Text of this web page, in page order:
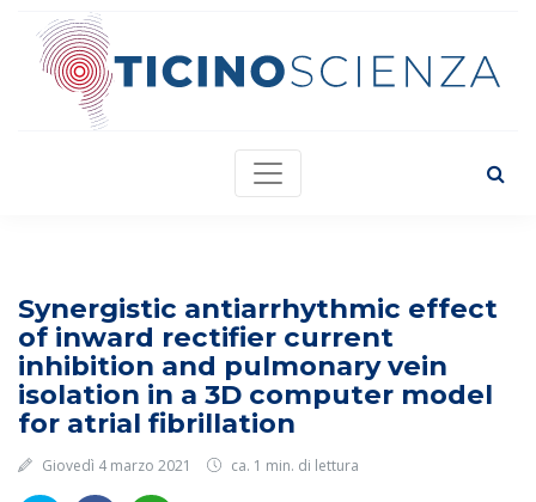
Synergistic antiarrhythmic effect
of inward rectifier current
inhibition and pulmonary vein
isolation in a 3D computer model
for atrial fibrillation
Giovedì 4 marzo 2021 ca. 1 min. di lettura